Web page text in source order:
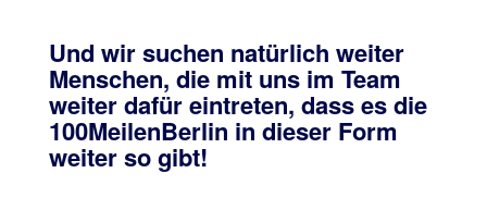
Und wir suchen natürlich weiter
Menschen, die mit uns im Team
weiter dafür eintreten, dass es die
100MeilenBerlin in dieser Form
weiter so gibt!